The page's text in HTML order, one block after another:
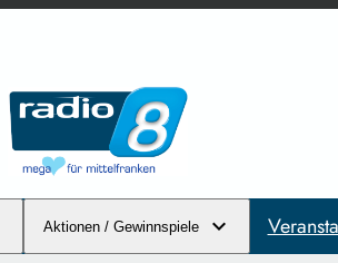
Aktionen / Gewinnspiele